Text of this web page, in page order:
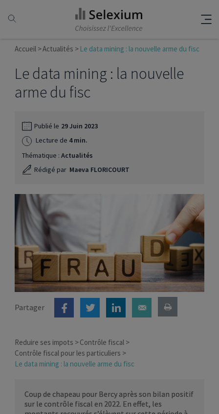
Accueil Actualités Le data mining : la nouvelle arme du fisc
Le data mining : la nouvelle
arme du fisc
Publié le 29 Juin 2023
Lecture de 4 min.
Thématique : Actualités
Rédigé par Maeva FLORICOURT
Partager
Reduire ses impots
Contrôle fiscal
Contrôle fiscal pour les particuliers
Le data mining : la nouvelle arme du fisc
Coup de chapeau pour Bercy après son bilan positif
sur le contrôle fiscal en 2022. En effet, les